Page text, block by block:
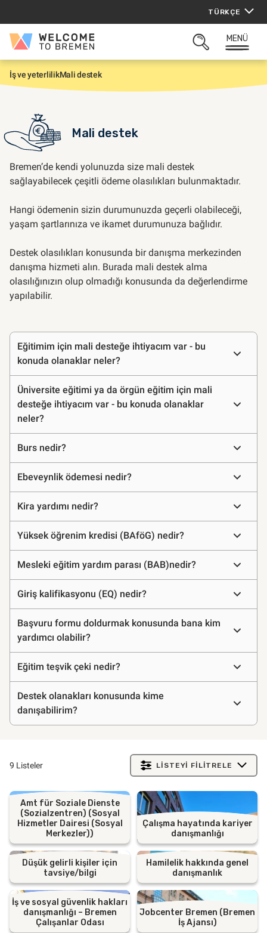
TÜRKÇE
Welcome
Bremen
ARAMAYI
MENÜ
G
i
İş ve yeterlilikMali destek
Mali destek
Bremen’de kendi yolunuzda size mali destek
sağlayabilecek çeşitli ödeme olasılıkları bulunmaktadır.
Hangi ödemenin sizin durumunuzda geçerli olabileceği,
yaşam şartlarınıza ve ikamet durumunuza bağlıdır.
Destek olasılıkları konusunda bir danışma merkezinden
danışma hizmeti alın. Burada mali destek alma
olasılığınızın olup olmadığı konusunda da değerlendirme
yapılabilir.
Sıkça
sorulan
sorular
Eğitimim için mali desteğe ihtiyacım var - bu
konuda olanaklar neler?
Üniversite eğitimi ya da örgün eğitim için mali
desteğe ihtiyacım var - bu konuda olanaklar
neler?
Burs nedir?
Ebeveynlik ödemesi nedir?
Kira yardımı nedir?
Yüksek öğrenim kredisi (BAföG) nedir?
Mesleki eğitim yardım parası (BAB)nedir?
Giriş kalifikasyonu (EQ) nedir?
Başvuru formu doldurmak konusunda bana kim
yardımcı olabilir?
Eğitim teşvik çeki nedir?
Destek olanakları konusunda kime
danışabilirim?
9 Listeler LISTEYI FILITRELE
Amt für Soziale Dienste
(Sozialzentren) (Sosyal
Hizmetler Dairesi (Sosyal
Merkezler))
Çalışma hayatında kariyer
danışmanlığı
Düşük gelirli kişiler için
tavsiye/bilgi
Hamilelik hakkında genel
danışmanlık
İş ve sosyal güvenlik hakları
danışmanlığı – Bremen
Çalışanlar Odası
Jobcenter Bremen (Bremen
İş Ajansı)